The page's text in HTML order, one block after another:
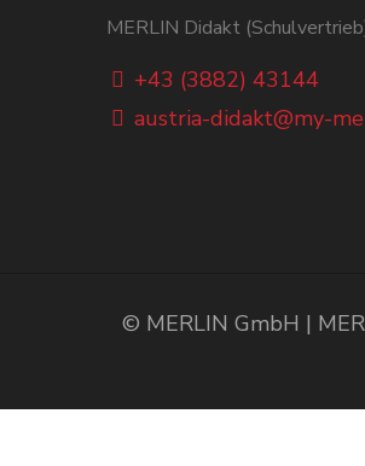
MERLIN Didakt
+43 (3882) 43144
austria-didakt@my-
© MERLIN GmbH |